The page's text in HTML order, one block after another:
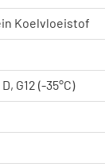
Koelvloeistof
G12 (-35°C)